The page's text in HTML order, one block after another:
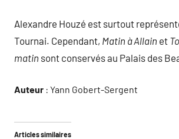
Alexandre Houzé est surtout
Tournai. Cependant, Matin à Allain et
matin sont conservés au Palais des
Auteur : Yann Gobert-Sergent
Articles similaires